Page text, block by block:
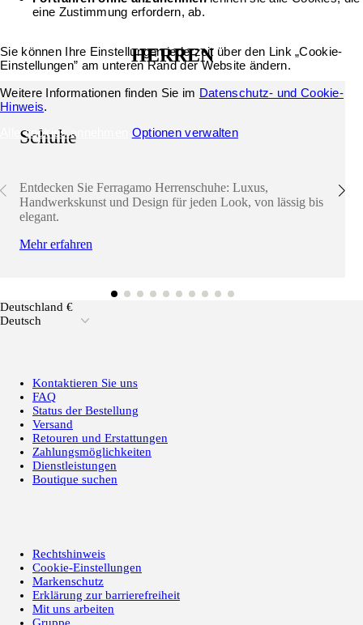
HERREN
Schuhe
Entdecken Sie Ferragamo Herrenschuhe: Luxus,
Handwerkskunst und Design für jeden Look, von lässig bis
elegant.
Mehr erfahren
Deutschland €
Deutsch
Kontaktieren Sie uns
FAQ
Status der Bestellung
Versand
Retouren und Erstattungen
Zahlungsmöglichkeiten
Dienstleistungen
Boutique suchen
Rechtshinweis
Cookie-Einstellungen
Markenschutz
Erklärung zur barrierefreiheit
Mit uns arbeiten
Gruppe
eine Zustimmung erfordern, ab.
Sie können Ihre Einstellungen jederzeit über den Link „Cookie-
Einstellungen” am unteren Rand der Website ändern.
Weitere Informationen finden Sie im Datenschutz- und Cookie-
Hinweis.
Alle cookies annehmen
Optionen verwalten